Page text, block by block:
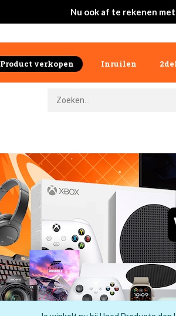
Nu ook af te rekenen
Product verkopen Inruilen